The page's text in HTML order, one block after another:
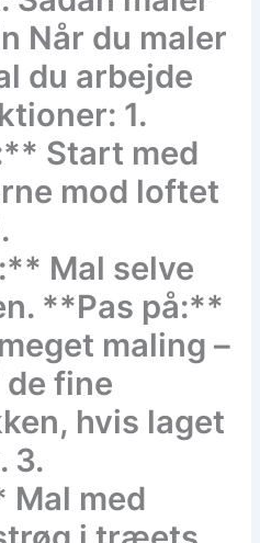
Når du maler
du arbejde
1.
Start med
mod loftet
Mal selve
**Pas på:**
maling –
de fine
hvis laget
3.
med